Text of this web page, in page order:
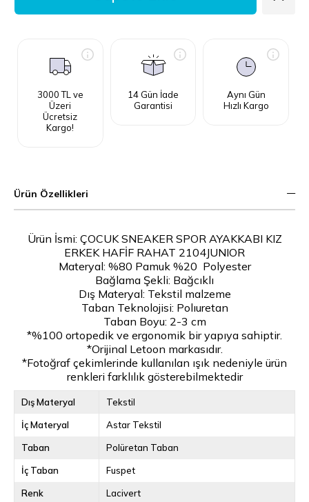
3000 TL ve
Üzeri
Ücretsiz
Kargo!
14 Gün İade
Garantisi
Aynı Gün
Hızlı Kargo
Ürün Özellikleri
Ürün İsmi: ÇOCUK SNEAKER SPOR AYAKKABI KIZ
ERKEK HAFİF RAHAT 2104JUNIOR
Materyal: %80 Pamuk %20 Polyester
Bağlama Şekli: Bağcıklı
Dış Materyal: Tekstil malzeme
Taban Teknolojisi: Polıuretan
Taban Boyu: 2-3 cm
*%100 ortopedik ve ergonomik bir yapıya sahiptir.
*Orijinal Letoon markasıdır.
*Fotoğraf çekimlerinde kullanılan ışık nedeniyle ürün
renkleri farklılık gösterebilmektedir
Dış Materyal Tekstil
İç Materyal Astar Tekstil
Taban Polüretan Taban
İç Taban Fuspet
Renk Lacivert